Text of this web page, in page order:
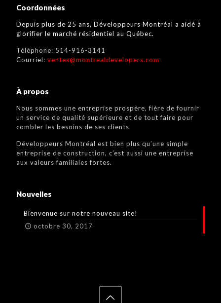
Coordonnées
Depuis plus de 25 ans, Développeurs Montréal a aidé à
glorifier le marché résidentiel au Québec.
Téléphone: 514-916-3141
Courriel: ventes@montrealdevelopers.com
À propos
Nous sommes une entreprise prospère, fière de fournir
un service de qualité supérieure et de tout faire pour
combler les besoins de ses clients.
Développeurs Montréal est bien plus qu’une simple
entreprise de construction, c’est aussi une entreprise
aux valeurs familiales fortes.
Nouvelles
Bienvenue sur notre nouveau site!
octobre 30, 2017